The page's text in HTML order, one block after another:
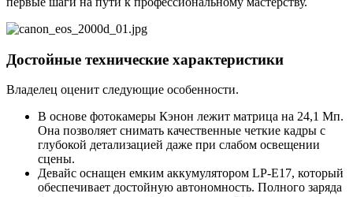
Достойные технические характеристики
Владелец оценит следующие особенности.
В основе фотокамеры Кэнон лежит матрица на 24,1 Мп.
Она позволяет снимать качественные четкие кадры с
глубокой детализацией даже при слабом освещении
сцены.
Девайс оснащен емким аккумулятором LP-E17, который
обеспечивает достойную автономность. Полного заряда